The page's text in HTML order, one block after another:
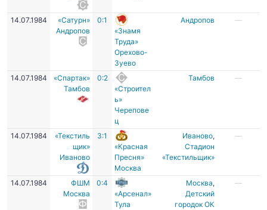
14.07.1984
«Сатурн»
Андропов
0:1
«Знамя
Труда»
Орехово-
Зуево
Андропов —
14.07.1984
«Спартак»
Тамбов
0:2
«Строител
ь»
Черепове
ц
Тамбов —
14.07.1984
«Текстиль
щик»
Иваново
3:1
«Красная
Пресня»
Москва
Иваново,
Стадион
«Текстильщик»
—
14.07.1984
ФШМ
Москва
0:4
«Арсенал»
Тула
Москва,
Детский
городок ОК
—